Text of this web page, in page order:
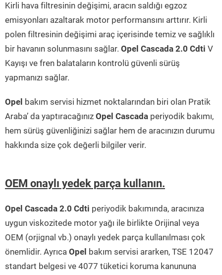
Kirli hava filtresinin değişimi, aracın saldığı egzoz
emisyonları azaltarak motor performansını arttırır. Kirli
polen filtresinin değişimi araç içerisinde temiz ve sağlıklı
bir havanın solunmasını sağlar. Opel Cascada 2.0 Cdti V
Kayışı ve fren balataların kontrolü güvenli sürüş
yapmanızı sağlar.
Opel bakım servisi hizmet noktalarından biri olan Pratik
Araba’ da yaptıracağınız Opel Cascada periyodik bakımı,
hem sürüş güvenliğinizi sağlar hem de aracınızın durumu
hakkında size çok değerli bilgiler verir.
OEM onaylı yedek parça kullanın.
Opel Cascada 2.0 Cdti periyodik bakımında, aracınıza
uygun viskozitede motor yağı ile birlikte Orijinal veya
OEM (orjignal vb.) onaylı yedek parça kullanılması çok
önemlidir. Ayrıca Opel bakım servisi ararken, TSE 12047
standart belgesi ve 4077 tüketici koruma kanununa